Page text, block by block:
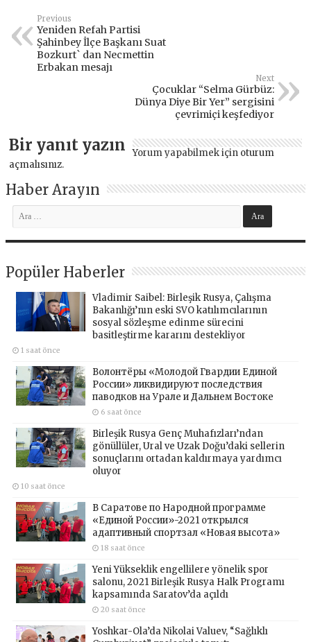
Previous
Yeniden Refah Partisi
Şahinbey İlçe Başkanı Suat
Bozkurt` dan Necmettin
Erbakan mesajı
Next
Çocuklar “Selma Gürbüz:
Dünya Diye Bir Yer” sergisini
çevrimiçi keşfediyor
Bir yanıt yazın Yorum yapabilmek için oturum
açmalısınız.
Haber Arayın
Popüler Haberler
Vladimir Saibel: Birleşik Rusya, Çalışma
Bakanlığı’nın eski SVO katılımcılarının
sosyal sözleşme edinme sürecini
basitleştirme kararını destekliyor
1 saat önce
Волонтёры «Молодой Гвардии Единой
России» ликвидируют последствия
паводков на Урале и Дальнем Востоке
6 saat önce
Birleşik Rusya Genç Muhafızları’ndan
gönüllüler, Ural ve Uzak Doğu’daki sellerin
sonuçlarını ortadan kaldırmaya yardımcı
oluyor
10 saat önce
В Саратове по Народной программе
«Единой России»-2021 открылся
адаптивный спортзал «Новая высота»
18 saat önce
Yeni Yükseklik engellilere yönelik spor
salonu, 2021 Birleşik Rusya Halk Programı
kapsamında Saratov’da açıldı
20 saat önce
Yoshkar-Ola’da Nikolai Valuev, “Sağlıklı